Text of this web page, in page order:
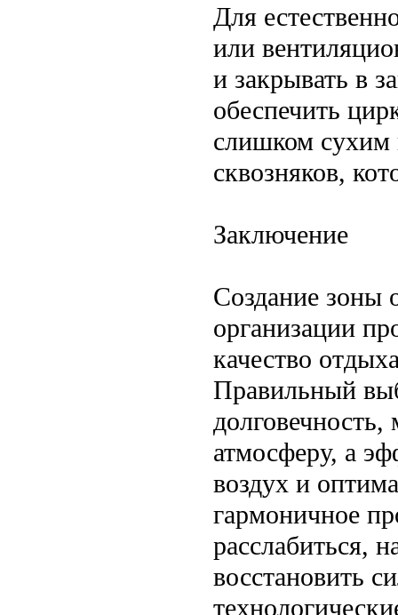
Для
или
и закрывать в
обеспечить
слишком сухим
сквозняков,
Заключение
Создание зоны
организации
качество
Правильный
атмосферу, а
воздух и
гармоничное
расслабиться,
восстановить